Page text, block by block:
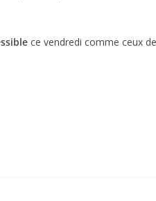
ce vendredi comme ceux